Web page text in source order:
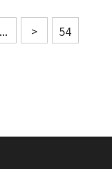
... > 54